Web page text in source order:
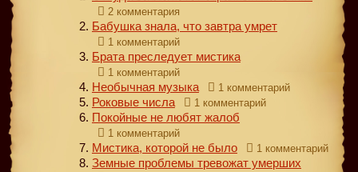
2 комментария
Бабушка знала, что завтра умрет
1 комментарий
Брата преследует мистика
1 комментарий
Необычная музыка 1 комментарий
Роковые числа 1 комментарий
Покойные не любят жалоб
1 комментарий
Мистика, которой не было 1 комментарий
Земные проблемы тревожат умерших